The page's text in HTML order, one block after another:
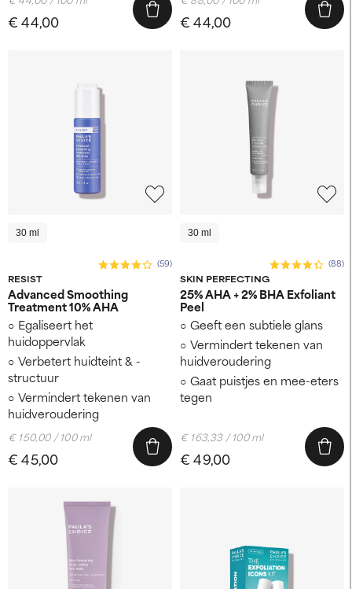
€ 44,00 € 44,00
30 ml
RESIST
(59)
Advanced Smoothing
Treatment 10% AHA
Egaliseert het
huidoppervlak
Verbetert huidteint & -
structuur
Vermindert tekenen van
huidveroudering
€ 45,00
€ 150,00 / 100 ml
30 ml
SKIN PERFECTING
(88)
25% AHA + 2% BHA Exfoliant
Peel
Geeft een subtiele glans
Vermindert tekenen van
huidveroudering
Gaat puistjes en mee-eters
tegen
€ 49,00
€ 163,33 / 100 ml